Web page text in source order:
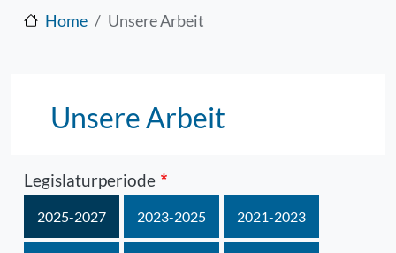
Home Unsere Arbeit
Unsere Arbeit
Legislaturperiode
2025-2027 2023-2025 2021-2023